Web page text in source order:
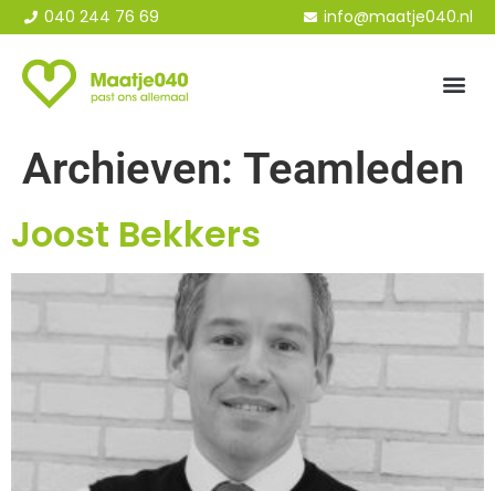
040 244 76 69 info@maatje040.nl
Archieven: Teamleden
Joost Bekkers